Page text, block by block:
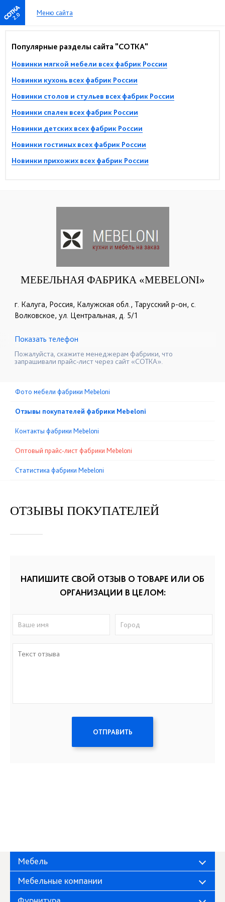
2.0 Меню сайта
Популярные разделы сайта "СОТКА"
Новинки мягкой мебели всех фабрик России
Новинки кухонь всех фабрик России
Новинки столов и стульев всех фабрик России
Новинки спален всех фабрик России
Новинки детских всех фабрик России
Новинки гостиных всех фабрик России
Новинки прихожих всех фабрик России
МЕБЕЛЬНАЯ ФАБРИКА «MEBELONI»
г. Калуга, Россия, Калужская обл., Тарусский р-он, с.
Волковское, ул. Центральная, д. 5/1
☎+7 (916) 804-86-00
Показать телефон
Пожалуйста, скажите менеджерам фабрики, что
запрашивали прайс-лист через сайт «СОТКА».
Фото мебели фабрики Mebeloni
Отзывы покупателей фабрики Mebeloni
Контакты фабрики Mebeloni
Оптовый прайс-лист фабрики Mebeloni
Статистика фабрики Mebeloni
ОТЗЫВЫ ПОКУПАТЕЛЕЙ
НАПИШИТЕ СВОЙ ОТЗЫВ О ТОВАРЕ ИЛИ ОБ
ОРГАНИЗАЦИИ В ЦЕЛОМ:
ОТПРАВИТЬ
Мебель
Мебельные компании